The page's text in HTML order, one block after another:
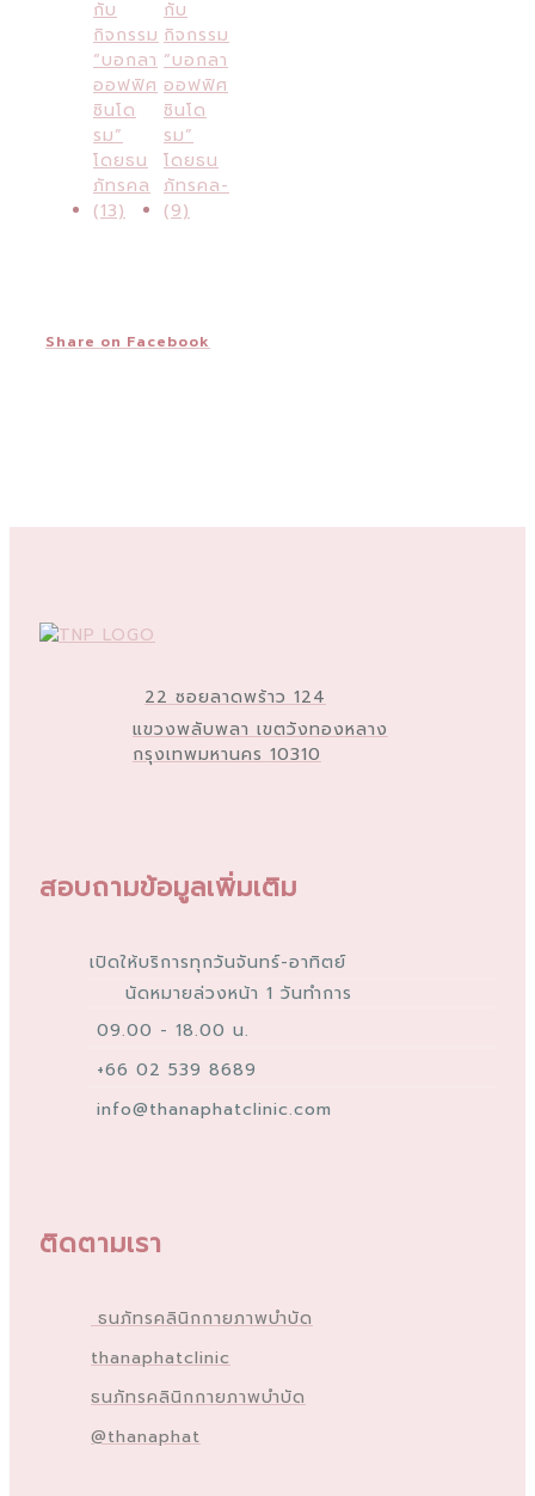
Share on Facebook
22 ซอยลาดพร้าว 124
แขวงพลับพลา เขตวังทองหลาง
กรุงเทพมหานคร 10310
สอบถามข้อมูลเพิ่มเติม
เปิดให้บริการทุกวันจันทร์-อาทิตย์
นัดหมายล่วงหน้า 1 วันทำการ
09.00 - 18.00 น.
+66 02 539 8689
info@thanaphatclinic.com
ติดตามเรา
ธนภัทรคลินิกกายภาพบำบัด
thanaphatclinic
ธนภัทรคลินิกกายภาพบำบัด
@thanaphat